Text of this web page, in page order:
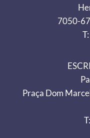
7050-
Praça Dom